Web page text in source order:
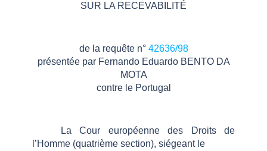
SUR LA RECEVABILITÉ
de la requête n° 42636/98
présentée par Fernando Eduardo BENTO DA
MOTA
contre le Portugal
La Cour européenne des Droits de
l’Homme (quatrième section), siégeant le